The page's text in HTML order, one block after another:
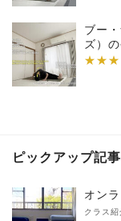
ブー
ズ）
★★★
ピックアップ記事
オン
クラス紹